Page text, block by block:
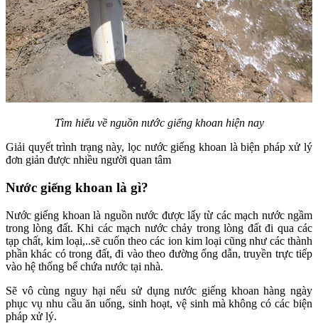
Tìm hiểu về nguồn nước giếng khoan hiện nay
Giải quyết trình trạng này, lọc nước giếng khoan là biện pháp xử lý
đơn giản được nhiều người quan tâm
Nước giếng khoan là gì?
Nước giếng khoan là nguồn nước được lấy từ các mạch nước ngầm
trong lòng đất. Khi các mạch nước chảy trong lòng đất đi qua các
tạp chất, kim loại,..sẽ cuốn theo các ion kim loại cũng như các thành
phần khác có trong đất, đi vào theo đường ống dẫn, truyền trực tiếp
vào hệ thống bể chứa nước tại nhà.
Sẽ vô cùng nguy hại nếu sử dụng nước giếng khoan hàng ngày
phục vụ nhu cầu ăn uống, sinh hoạt, vệ sinh mà không có các biện
pháp xử lý.